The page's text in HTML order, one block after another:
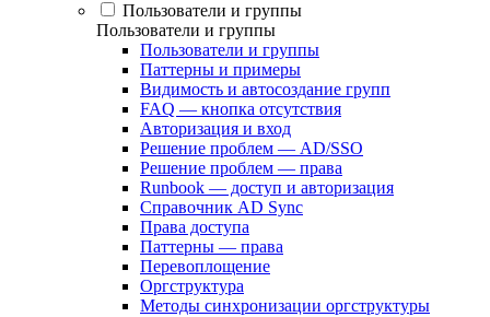
Пользователи и группы
Пользователи и группы
Пользователи и группы
Паттерны и примеры
Видимость и автосоздание групп
FAQ — кнопка отсутствия
Авторизация и вход
Решение проблем — AD/SSO
Решение проблем — права
Runbook — доступ и авторизация
Справочник AD Sync
Права доступа
Паттерны — права
Перевоплощение
Оргструктура
Методы синхронизации оргструктуры